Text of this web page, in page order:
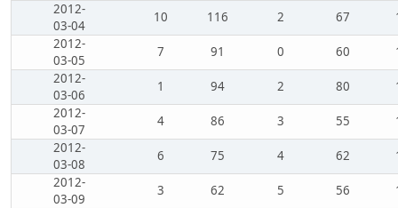
2012-
03-04
10 116 2 67
2012-
03-05
7 91 0 60
2012-
03-06
1 94 2 80
2012-
03-07
4 86 3 55
2012-
03-08
6 75 4 62
2012-
03-09
3 62 5 56